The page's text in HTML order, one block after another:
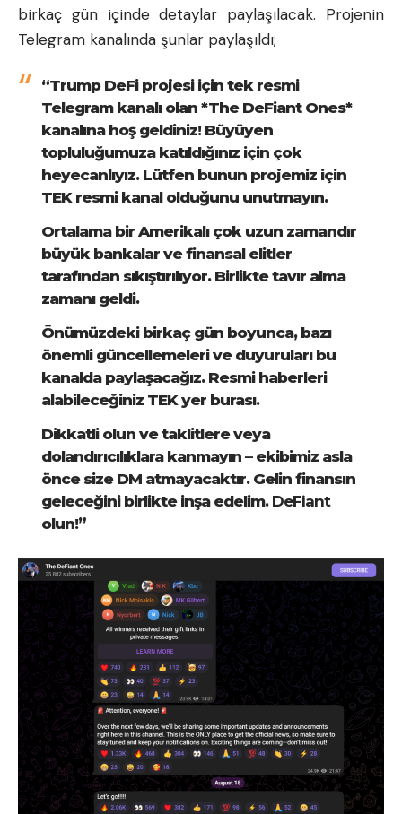
birkaç gün içinde detaylar paylaşılacak. Projenin
Telegram kanalında şunlar paylaşıldı;
“Trump DeFi projesi için tek resmi
Telegram kanalı olan *The DeFiant Ones*
kanalına hoş geldiniz! Büyüyen
topluluğumuza katıldığınız için çok
heyecanlıyız. Lütfen bunun projemiz için
TEK resmi kanal olduğunu unutmayın.
Ortalama bir Amerikalı çok uzun zamandır
büyük bankalar ve finansal elitler
tarafından sıkıştırılıyor. Birlikte tavır alma
zamanı geldi.
Önümüzdeki birkaç gün boyunca, bazı
önemli güncellemeleri ve duyuruları bu
kanalda paylaşacağız. Resmi haberleri
alabileceğiniz TEK yer burası.
Dikkatli olun ve taklitlere veya
dolandırıcılıklara kanmayın – ekibimiz asla
önce size DM atmayacaktır. Gelin finansın
geleceğini birlikte inşa edelim. DeFiant
olun!”